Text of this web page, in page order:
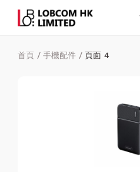
首頁/手機配件/頁面 4